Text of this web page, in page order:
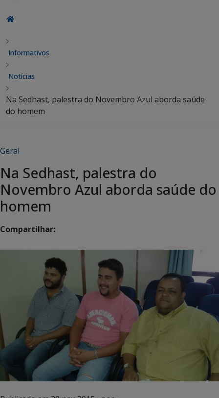
Informativos
Notícias
Na Sedhast, palestra do Novembro Azul aborda saúde
do homem
Geral
Na Sedhast, palestra do
Novembro Azul aborda saúde do
homem
Compartilhar: